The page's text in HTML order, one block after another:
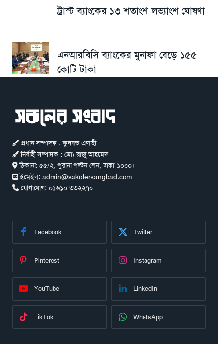
ট্রাস্ট ব্যাংকের ১৩ শতাংশ লভ্যাংশ ঘোষণা
এনআরবিসি ব্যাংকের মুনাফা বেড়ে ১৫৫
কোটি টাকা
প্রধান সম্পাদক : কুদরত এলাহী
নির্বাহী সম্পাদক : মোঃ রাজু আহমেদ
ঠিকানা: ৫৫/২, পুরানা পল্টন লেন, ঢাকা-১০০০।
ইমেইল: admin@sakolersangbad.com
যোগাযোগ: ০১৬১০ ৩৩২২৭০
Facebook Twitter
Pinterest Instagram
YouTube LinkedIn
TikTok WhatsApp